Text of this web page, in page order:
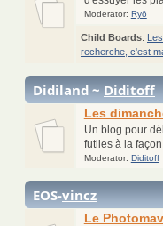
Moderator: Ryō
Child Boards:
recherche, c'est
Didiland ~Diditoff
Les
Un blog pour
futiles à la
Moderator: Diditoff
EOS-vincz
Le